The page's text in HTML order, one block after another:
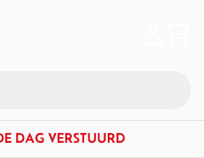
DAG VERSTUURD